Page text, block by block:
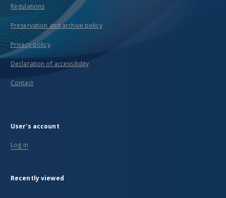
Regulations
Preservation and archive policy
Privacy policy
Declaration of accessibility
Contact
User's account
Log in
Recently viewed